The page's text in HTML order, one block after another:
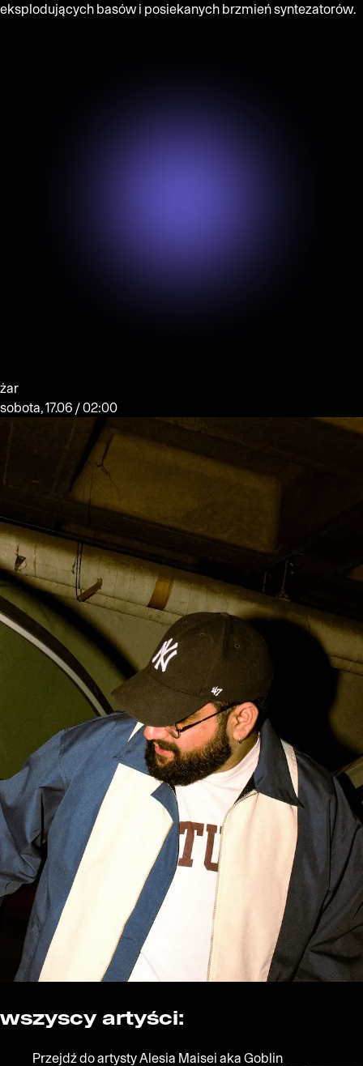
eksplodujących basów i posiekanych brzmień syntezatorów.
żar
sobota, 17.06 / 02:00
wszyscy artyści:
Przejdź do artysty Alesia Maisei aka Goblin